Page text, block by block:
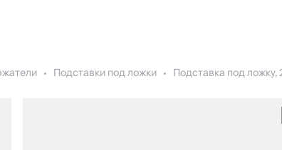
Подставки под ложки Подставка под